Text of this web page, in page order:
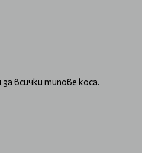
всички типове коса.